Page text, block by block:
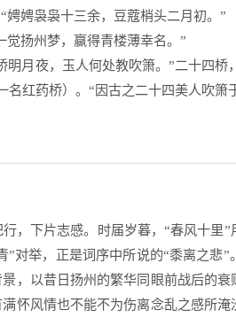
娉袅袅十三余，豆蔻梢头二月初。”
扬州梦，赢得青楼薄幸名。”
夜，玉人何处教吹箫。”二十四桥
名红药桥）。“因古之二十四美人吹箫
下片志感。时届岁暮，“春风十里”
对举，正是词序中所说的“黍离之悲
，以昔日扬州的繁华同眼前战后的
怀风情也不能不为伤离念乱之感所